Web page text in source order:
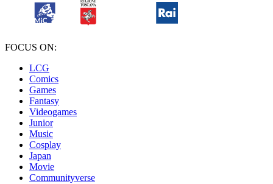
FOCUS ON:
LCG
Comics
Games
Fantasy
Videogames
Junior
Music
Cosplay
Japan
Movie
Communityverse